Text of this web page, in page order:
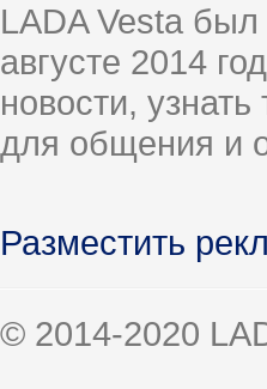
LADA Vesta
августе 2014
новости,
для общения и
Разместить
© 2014-2020